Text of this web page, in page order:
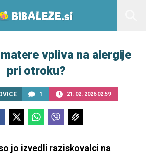
vpliva na alergije
pri otroku?
1 21. 02. 2026 02.59
jo izvedli raziskovalci na